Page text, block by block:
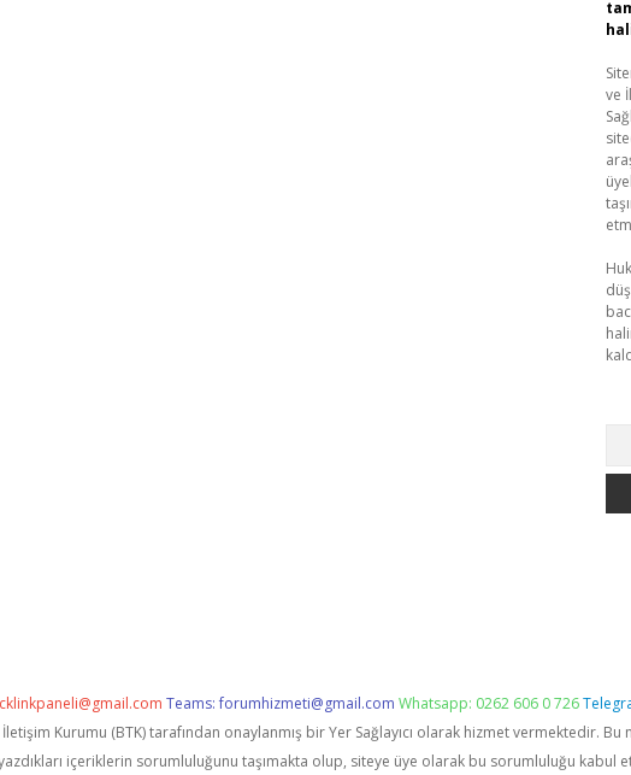
ve
Teams:forumhizmeti@gmail.com Whatsapp: 0262 606 0 726
Kurumu (BTK) tarafından onaylanmış bir Yer Sağlayıcı olarak hizmet vermektedir.
içeriklerin sorumluluğunu taşımakta olup, siteye üye olarak bu sorumluluğu kabul